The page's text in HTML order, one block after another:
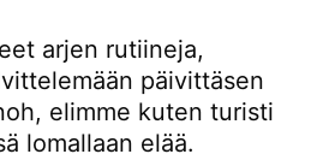
arjen rutiineja,
päivittäsen
elimme kuten turisti
lomallaan elää.